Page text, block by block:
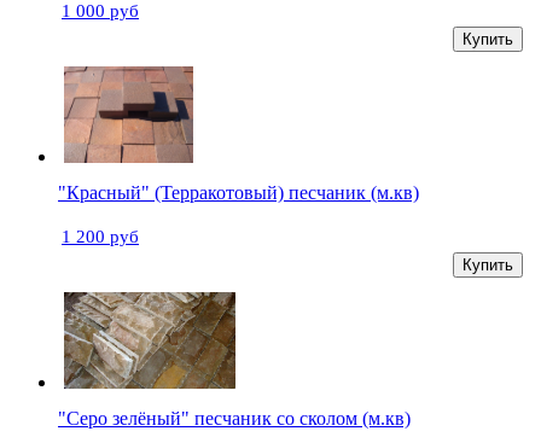
1 000 руб
Купить
"Красный" (Терракотовый) песчаник (м.кв)
1 200 руб
Купить
"Серо зелёный" песчаник со сколом (м.кв)